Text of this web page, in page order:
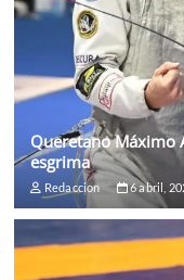
Queretano Máximo
esgrima
Redaccion 6 abril,